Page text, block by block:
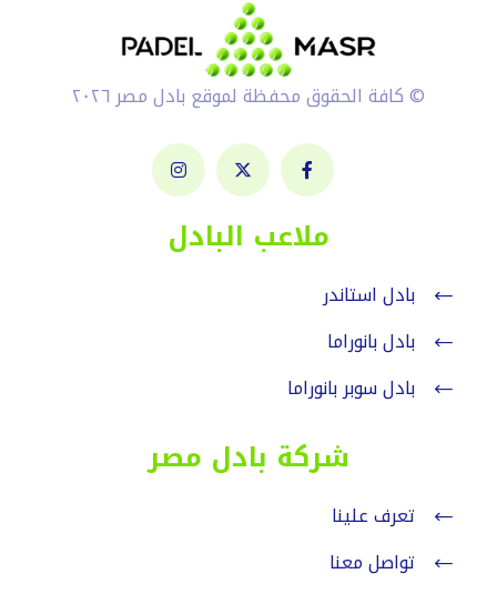
© كافة الحقوق محفظة لموقع بادل مصر ٢٠٢٦
ملاعب البادل
بادل استاندر
بادل بانوراما
بادل سوبر بانوراما
شركة بادل مصر
تعرف علينا
تواصل معنا